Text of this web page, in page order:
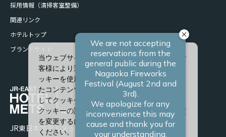
採用情報（清掃客室整備）
関連リンク
ホテルトップ
ブランドサイト
JR東日本ホテルメッツ 長岡
当ウェブサイトでは、サービスの向上、またお
客様により適したサービスを提供するため、ク
ッキーを使用しています。また、お客様に合っ
たコンテンツや広告を表示させることを目的と
してクッキーを使用する場合があります。
クッキーの詳細や、クッキーの種類ごとに設定
を変更するには、「詳細設定」をクリックして
ください。